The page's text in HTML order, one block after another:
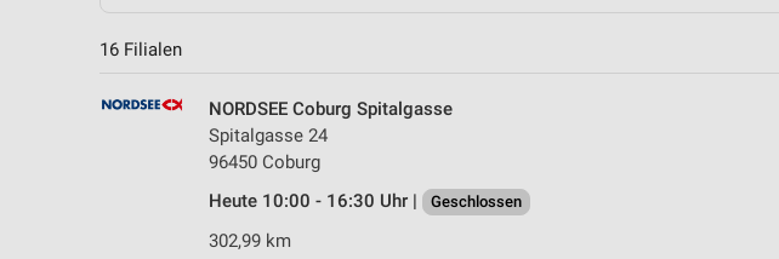
16 Filialen
NORDSEE Coburg Spitalgasse
Spitalgasse 24
96450 Coburg
Heute 10:00 - 16:30 Uhr |
Geschlossen
302,99 km